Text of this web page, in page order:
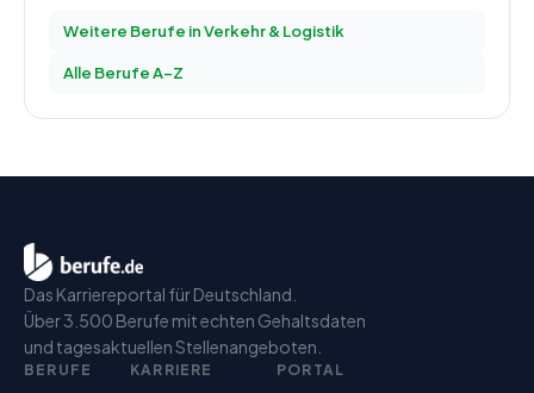
Weitere Berufe inVerkehr & Logistik
Alle Berufe A–Z
Das Karriereportal für Deutschland.
Über 3.500 Berufe mit echten Gehaltsdaten
und tagesaktuellen Stellenangeboten.
BERUFE KARRIERE PORTAL